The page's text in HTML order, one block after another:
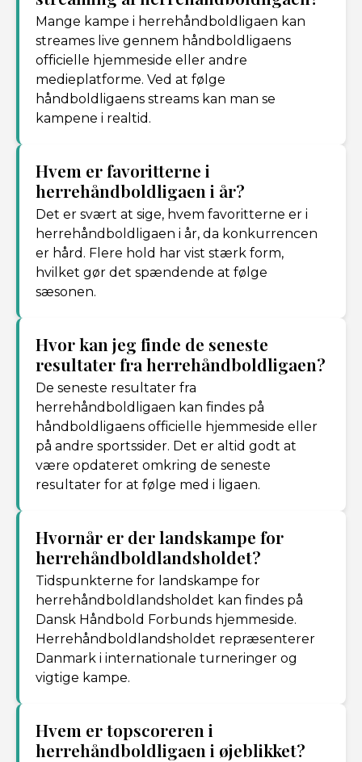
Mange kampe i herrehåndboldligaen kan
streames live gennem håndboldligaens
officielle hjemmeside eller andre
medieplatforme. Ved at følge
håndboldligaens streams kan man se
kampene i realtid.
Hvem er favoritterne i
herrehåndboldligaen i år?
Det er svært at sige, hvem favoritterne er i
herrehåndboldligaen i år, da konkurrencen
er hård. Flere hold har vist stærk form,
hvilket gør det spændende at følge
sæsonen.
Hvor kan jeg finde de seneste
resultater fra herrehåndboldligaen?
De seneste resultater fra
herrehåndboldligaen kan findes på
håndboldligaens officielle hjemmeside eller
på andre sportssider. Det er altid godt at
være opdateret omkring de seneste
resultater for at følge med i ligaen.
Hvornår er der landskampe for
herrehåndboldlandsholdet?
Tidspunkterne for landskampe for
herrehåndboldlandsholdet kan findes på
Dansk Håndbold Forbunds hjemmeside.
Herrehåndboldlandsholdet repræsenterer
Danmark i internationale turneringer og
vigtige kampe.
Hvem er topscoreren i
herrehåndboldligaen i øjeblikket?